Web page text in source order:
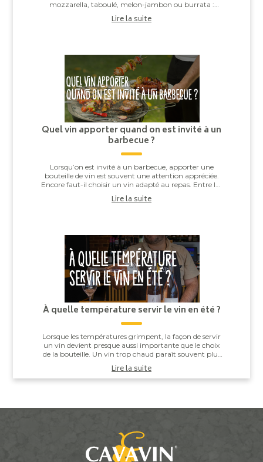
mozzarella, taboulé, melon-jambon ou burrata :
derrière leur apparente simplicité, elles offren...
Lire la suite
Quel vin apporter quand on est invité à un
barbecue ?
Lorsqu’on est invité à un barbecue, apporter une
bouteille de vin est souvent une attention appréciée.
Encore faut-il choisir un vin adapté au repas. Entre les
saucisses grillées, les brochettes,...
Lire la suite
À quelle température servir le vin en été ?
Lorsque les températures grimpent, la façon de servir
un vin devient presque aussi importante que le choix
de la bouteille. Un vin trop chaud paraît souvent plus
alcooleux, tandis qu’un vin trop ...
Lire la suite